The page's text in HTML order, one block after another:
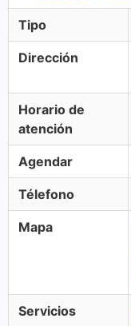
Tipo
Dirección
Horario de
atención
Agendar
Télefono
Mapa
Servicios